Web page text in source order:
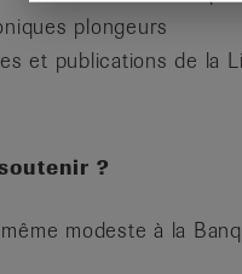
plongeurs
et publications de la
?
modeste à la